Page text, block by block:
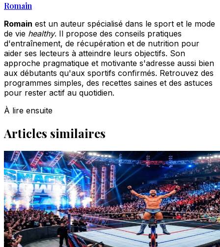
Romain
Romain est un auteur spécialisé dans le sport et le mode
de vie healthy. Il propose des conseils pratiques
d'entraînement, de récupération et de nutrition pour
aider ses lecteurs à atteindre leurs objectifs. Son
approche pragmatique et motivante s'adresse aussi bien
aux débutants qu'aux sportifs confirmés. Retrouvez des
programmes simples, des recettes saines et des astuces
pour rester actif au quotidien.
À lire ensuite
Articles similaires